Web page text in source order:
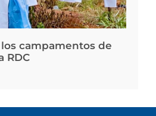
campamentos de
RDC